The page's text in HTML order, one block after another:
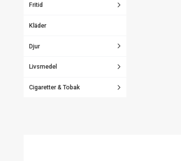
Fritid
Kläder
Djur
Livsmedel
Cigaretter & Tobak